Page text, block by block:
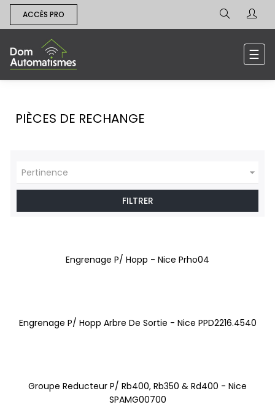
ACCÈS PRO
la
☰
PIÈCES DE RECHANGE
Pertinence 
FILTRER
Engrenage P/ Hopp - Nice Prho04
Engrenage P/ Hopp Arbre De Sortie - Nice PPD2216.4540
Groupe Reducteur P/ Rb400, Rb350 & Rd400 - Nice
SPAMG00700